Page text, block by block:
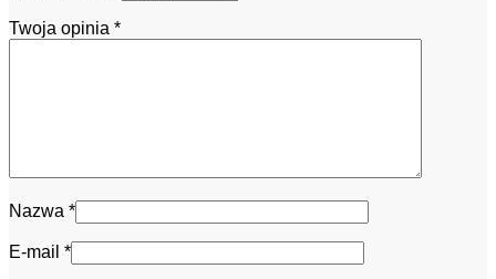
Twoja opinia *
Nazwa *
E-mail *